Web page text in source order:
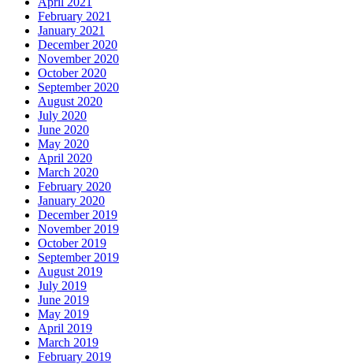
February 2021
January 2021
December 2020
November 2020
October 2020
September 2020
August 2020
July 2020
June 2020
May 2020
April 2020
March 2020
February 2020
January 2020
December 2019
November 2019
October 2019
September 2019
August 2019
July 2019
June 2019
May 2019
April 2019
March 2019
February 2019